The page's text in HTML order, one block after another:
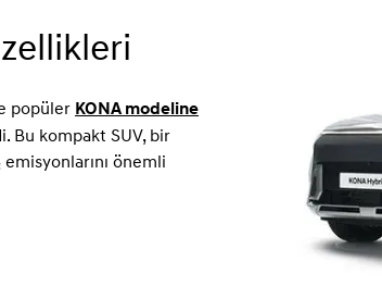
popüler KONA modeline
Bu kompakt SUV, bir
önemli